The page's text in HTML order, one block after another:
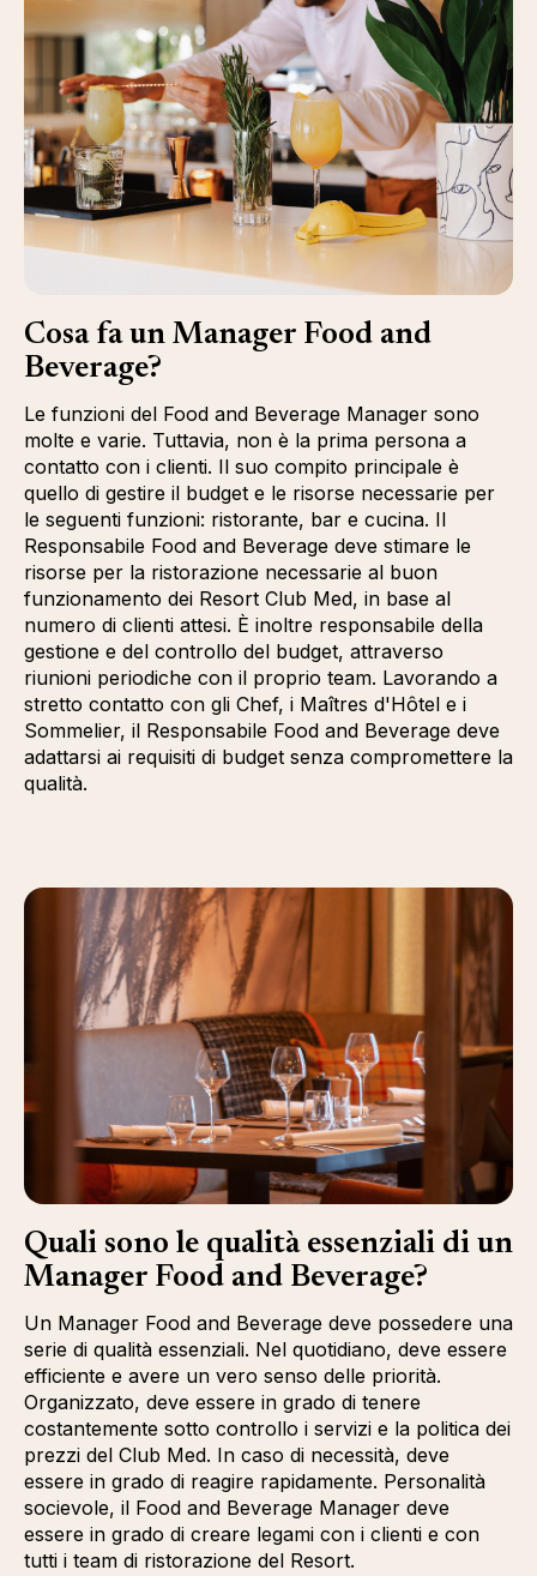
Cosa fa un Manager Food and
Beverage?
Le funzioni del Food and Beverage Manager sono
molte e varie. Tuttavia, non è la prima persona a
contatto con i clienti. Il suo compito principale è
quello di gestire il budget e le risorse necessarie per
le seguenti funzioni: ristorante, bar e cucina. Il
Responsabile Food and Beverage deve stimare le
risorse per la ristorazione necessarie al buon
funzionamento dei Resort Club Med, in base al
numero di clienti attesi. È inoltre responsabile della
gestione e del controllo del budget, attraverso
riunioni periodiche con il proprio team. Lavorando a
stretto contatto con gli Chef, i Maîtres d'Hôtel e i
Sommelier, il Responsabile Food and Beverage deve
adattarsi ai requisiti di budget senza compromettere la
qualità.
Quali sono le qualità essenziali di un
Manager Food and Beverage?
Un Manager Food and Beverage deve possedere una
serie di qualità essenziali. Nel quotidiano, deve essere
efficiente e avere un vero senso delle priorità.
Organizzato, deve essere in grado di tenere
costantemente sotto controllo i servizi e la politica dei
prezzi del Club Med. In caso di necessità, deve
essere in grado di reagire rapidamente. Personalità
socievole, il Food and Beverage Manager deve
essere in grado di creare legami con i clienti e con
tutti i team di ristorazione del Resort.